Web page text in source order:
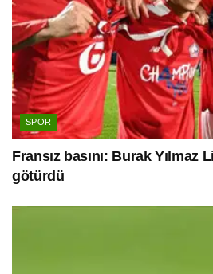
SPOR
Fransız basını: Burak Yılmaz
götürdü